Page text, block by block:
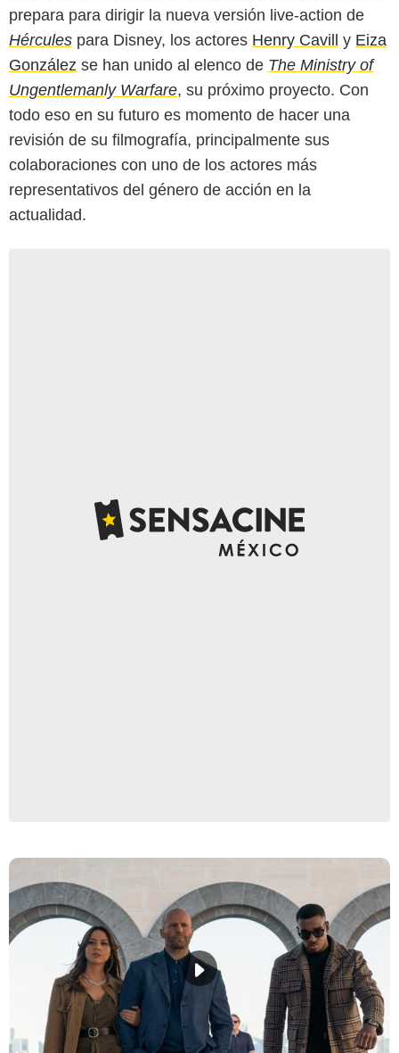
prepara para dirigir la nueva versión live-action de
Hércules para Disney, los actores Henry Cavill y Eiza
González se han unido al elenco de The Ministry of
Ungentlemanly Warfare, su próximo proyecto. Con
todo eso en su futuro es momento de hacer una
revisión de su filmografía, principalmente sus
colaboraciones con uno de los actores más
representativos del género de acción en la
actualidad.